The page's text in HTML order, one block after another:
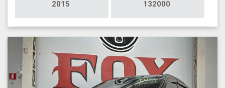
2015 132000